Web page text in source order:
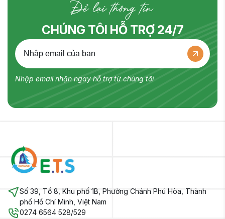
Để lại thông tin
CHÚNG TÔI HỖ TRỢ 24/7
Nhập email nhận ngay hỗ trợ từ chúng tôi
Số 39, Tổ 8, Khu phố 1B, Phường Chánh Phú Hòa, Thành
phố Hồ Chí Minh, Việt Nam
0274 6564 528/529